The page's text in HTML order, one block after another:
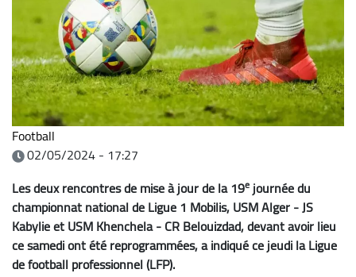
Football
02/05/2024 - 17:27
Les deux rencontres de mise à jour de la 19ejournée du
championnat national de Ligue 1 Mobilis, USM Alger - JS
Kabylie et USM Khenchela - CR Belouizdad, devant avoir lieu
ce samedi ont été reprogrammées, a indiqué ce jeudi la Ligue
de football professionnel (LFP).